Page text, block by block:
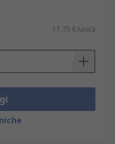
11,75 €/unità